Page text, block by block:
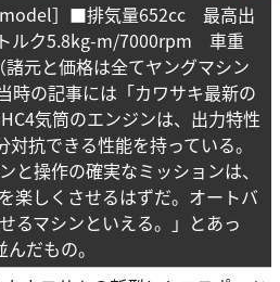
model］■排気量652cc 最高出
ルク5.8kg-m/7000rpm 車重
元と価格は全てヤングマシン
の記事には「カワサキ最新の
気筒のエンジンは、出力特性
抗できる性能を持っている。
と操作の確実なミッションは、
楽しくさせるはずだ。オートバ
るマシンといえる。」とあっ
だもの。